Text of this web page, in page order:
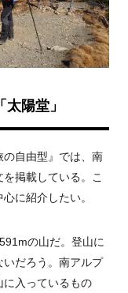
陽堂」
の自由型』では、南
掲載している。こ
に紹介したい。
の山だ。登山に
だろう。南アルプ
に入っているもの